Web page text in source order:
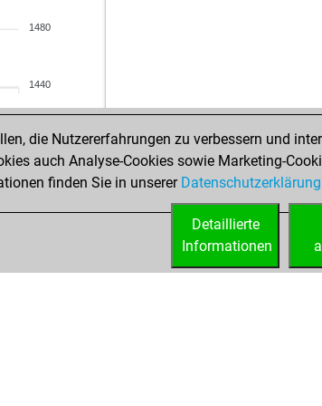
1480
1440
die Nutzererfahrungen zu verbessern und
auch Analyse-Cookies sowie Marketing-
finden Sie in unserer Datenschutzerklärung
Detaillierte
Informationen